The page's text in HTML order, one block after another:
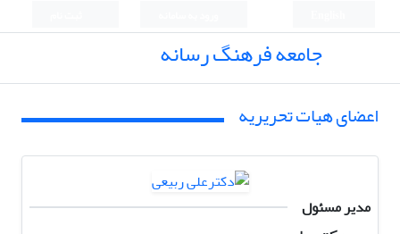
جامعه فرهنگ رسانه
اعضای هیات تحریریه
مدیر مسئول